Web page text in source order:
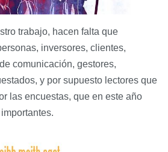
trabajo, hacen falta que
inversores, clientes,
comunicación, gestores,
y por supuesto lectores que
las encuestas, que en este año